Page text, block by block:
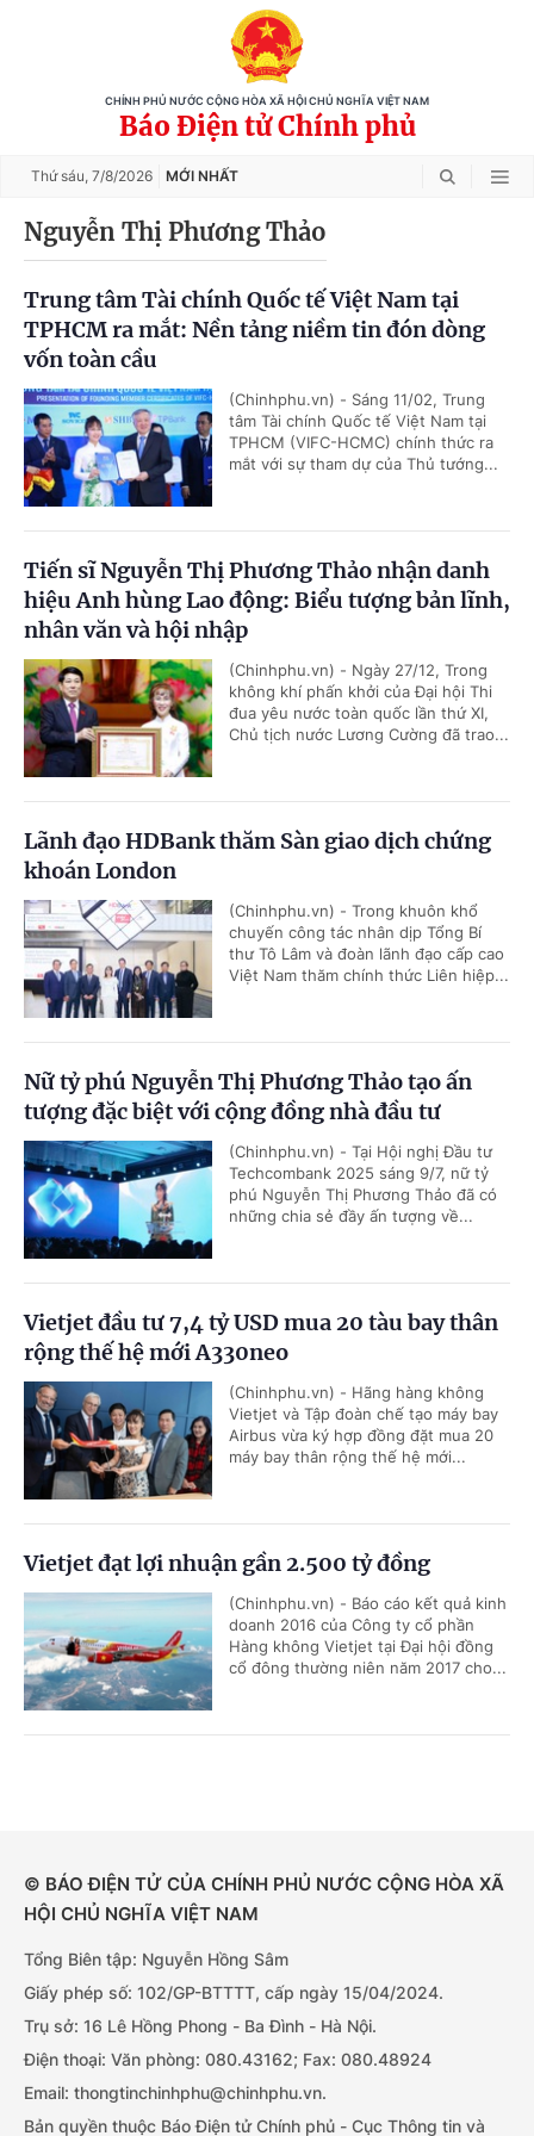
CHÍNH PHỦ NƯỚC CỘNG HÒA XÃ HỘI CHỦ NGHĨA VIỆT NAM
Báo Điện tử Chính phủ
Thứ sáu, 7/8/2026 MỚI NHẤT
Nguyễn Thị Phương Thảo
Trung tâm Tài chính Quốc tế Việt Nam tại
TPHCM ra mắt: Nền tảng niềm tin đón dòng
vốn toàn cầu
(Chinhphu.vn) - Sáng 11/02, Trung
tâm Tài chính Quốc tế Việt Nam tại
TPHCM (VIFC-HCMC) chính thức ra
mắt với sự tham dự của Thủ tướng...
Tiến sĩ Nguyễn Thị Phương Thảo nhận danh
hiệu Anh hùng Lao động: Biểu tượng bản lĩnh,
nhân văn và hội nhập
(Chinhphu.vn) - Ngày 27/12, Trong
không khí phấn khởi của Đại hội Thi
đua yêu nước toàn quốc lần thứ XI,
Chủ tịch nước Lương Cường đã trao...
Lãnh đạo HDBank thăm Sàn giao dịch chứng
khoán London
(Chinhphu.vn) - Trong khuôn khổ
chuyến công tác nhân dịp Tổng Bí
thư Tô Lâm và đoàn lãnh đạo cấp cao
Việt Nam thăm chính thức Liên hiệp...
Nữ tỷ phú Nguyễn Thị Phương Thảo tạo ấn
tượng đặc biệt với cộng đồng nhà đầu tư
(Chinhphu.vn) - Tại Hội nghị Đầu tư
Techcombank 2025 sáng 9/7, nữ tỷ
phú Nguyễn Thị Phương Thảo đã có
những chia sẻ đầy ấn tượng về...
Vietjet đầu tư 7,4 tỷ USD mua 20 tàu bay thân
rộng thế hệ mới A330neo
(Chinhphu.vn) - Hãng hàng không
Vietjet và Tập đoàn chế tạo máy bay
Airbus vừa ký hợp đồng đặt mua 20
máy bay thân rộng thế hệ mới...
Vietjet đạt lợi nhuận gần 2.500 tỷ đồng
(Chinhphu.vn) - Báo cáo kết quả kinh
doanh 2016 của Công ty cổ phần
Hàng không Vietjet tại Đại hội đồng
cổ đông thường niên năm 2017 cho...
© BÁO ĐIỆN TỬ CỦA CHÍNH PHỦ NƯỚC CỘNG HÒA XÃ
HỘI CHỦ NGHĨA VIỆT NAM
Tổng Biên tập: Nguyễn Hồng Sâm
Giấy phép số: 102/GP-BTTTT, cấp ngày 15/04/2024.
Trụ sở: 16 Lê Hồng Phong - Ba Đình - Hà Nội.
Điện thoại: Văn phòng: 080.43162; Fax: 080.48924
Email: thongtinchinhphu@chinhphu.vn.
Bản quyền thuộc Báo Điện tử Chính phủ - Cục Thông tin và